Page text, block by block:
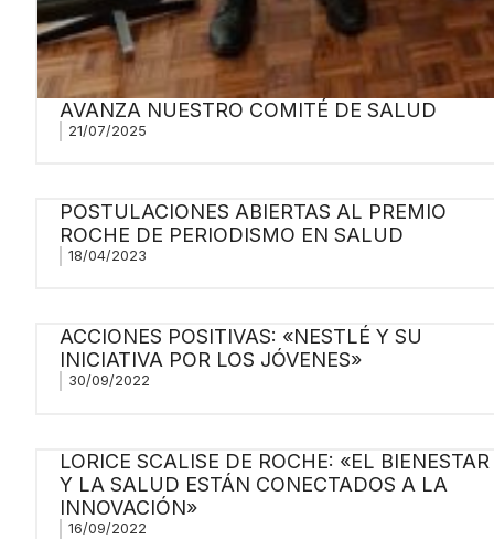
AVANZA NUESTRO COMITÉ DE SALUD
21/07/2025
POSTULACIONES ABIERTAS AL PREMIO
ROCHE DE PERIODISMO EN SALUD
18/04/2023
ACCIONES POSITIVAS: «NESTLÉ Y SU
INICIATIVA POR LOS JÓVENES»
30/09/2022
LORICE SCALISE DE ROCHE: «EL BIENESTAR
Y LA SALUD ESTÁN CONECTADOS A LA
INNOVACIÓN»
16/09/2022